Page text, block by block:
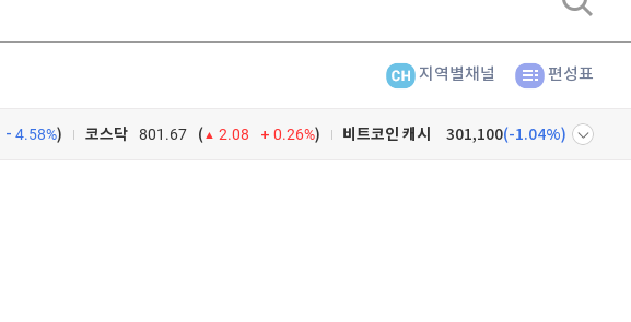
지역별채널 편성표
4.58%) 코스닥 801.67 ( 2.08 0.26%)
1,485 -1.99%)
비트코인 캐시 301,100(-1.04%)